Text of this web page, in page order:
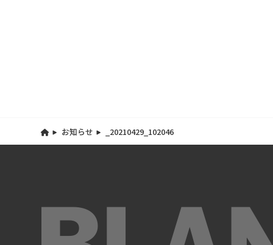
お知らせ _20210429_102046